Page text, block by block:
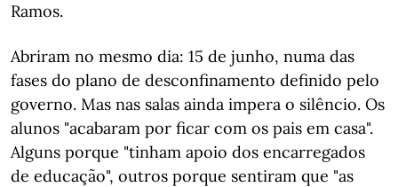
Ramos.
Abriram no mesmo dia: 15 de junho, numa das
fases do plano de desconfinamento definido pelo
governo. Mas nas salas ainda impera o silêncio. Os
alunos "acabaram por ficar com os pais em casa".
Alguns porque "tinham apoio dos encarregados
de educação", outros porque sentiram que "as